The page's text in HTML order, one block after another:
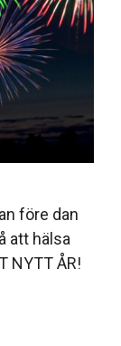
före dan
att hälsa
NYTT ÅR!